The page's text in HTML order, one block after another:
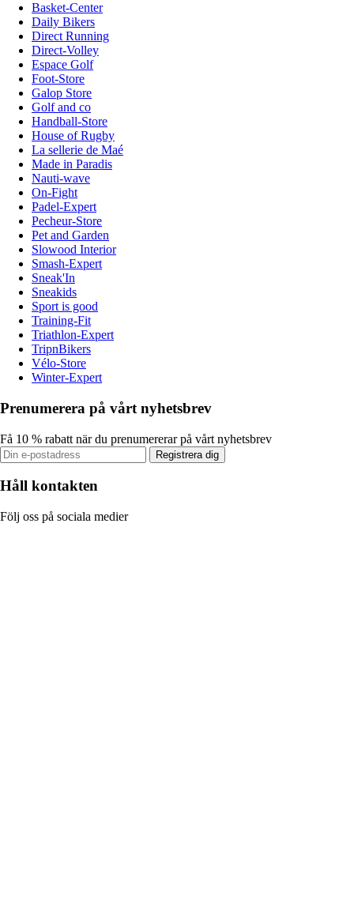
Basket-Center
Daily Bikers
Direct Running
Direct-Volley
Espace Golf
Foot-Store
Galop Store
Golf and co
Handball-Store
House of Rugby
La sellerie de Maé
Made in Paradis
Nauti-wave
On-Fight
Padel-Expert
Pecheur-Store
Pet and Garden
Slowood Interior
Smash-Expert
Sneak'In
Sneakids
Sport is good
Training-Fit
Triathlon-Expert
TripnBikers
Vélo-Store
Winter-Expert
Prenumerera på vårt nyhetsbrev
Få 10 % rabatt när du prenumererar på vårt nyhetsbrev
Registrera dig
Håll kontakten
Följ oss på sociala medier